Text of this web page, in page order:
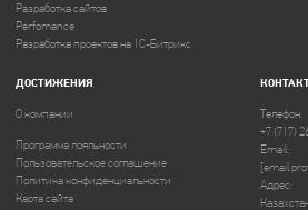
Разработка сайтов
Perfomance
Разработка проектов на 1C-Битрикс
ДОСТИЖЕНИЯ
О компании
Программа лояльности
Пользовательское соглашение
Политика конфиденциальности
Карта сайта
Телефон:
+7 (717)
Email:
[email
Адрес: